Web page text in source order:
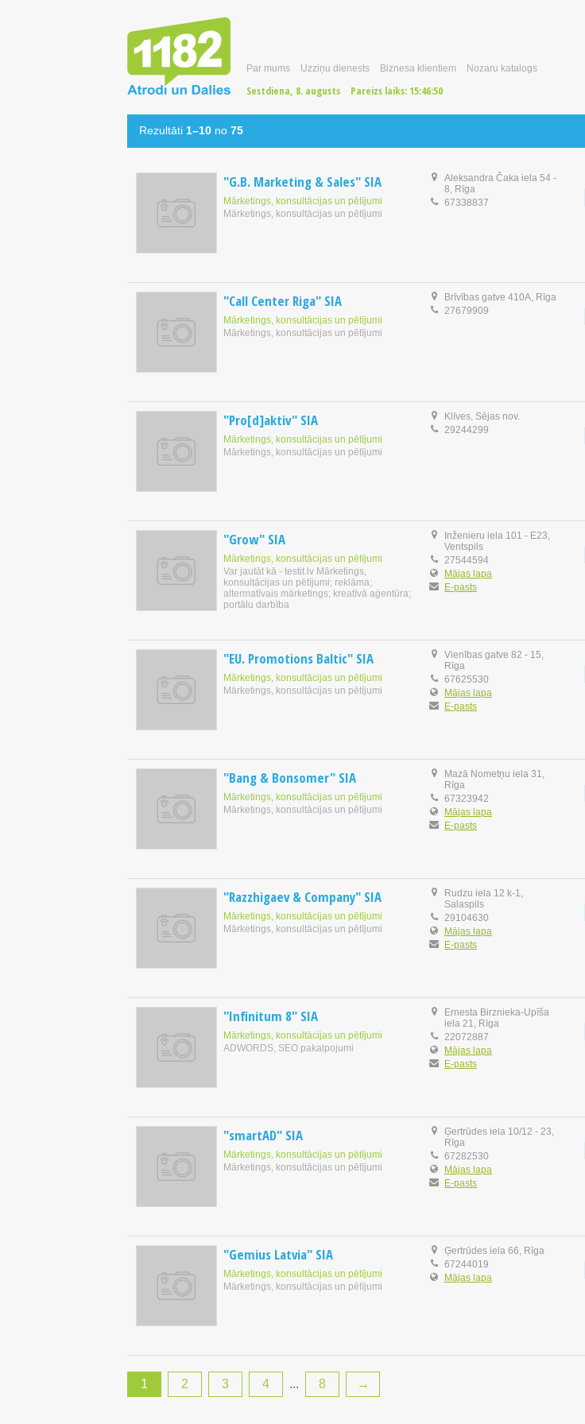
Par mums Uzziņu dienests Biznesa klientiem Nozaru katalogs
Sestdiena, 8. augusts Pareizs laiks: 15:46:50
Rezultāti 1–10 no 75
"G.B. Marketing & Sales" SIA
Mārketings, konsultācijas un pētījumi
Mārketings, konsultācijas un pētījumi
Aleksandra Čaka iela 54 -
8, Rīga
67338837
"Call Center Riga" SIA
Mārketings, konsultācijas un pētījumi
Mārketings, konsultācijas un pētījumi
Brīvības gatve 410A, Rīga
27679909
"Pro[d]aktiv" SIA
Mārketings, konsultācijas un pētījumi
Mārketings, konsultācijas un pētījumi
Klīves, Sējas nov.
29244299
"Grow" SIA
Mārketings, konsultācijas un pētījumi
Var jautāt kā - testit.lv Mārketings,
konsultācijas un pētījumi; reklāma;
altermatīvais mārketings; kreatīvā aģentūra;
portālu darbība
Inženieru iela 101 - E23,
Ventspils
27544594
Mājas lapa
E-pasts
"EU. Promotions Baltic" SIA
Mārketings, konsultācijas un pētījumi
Mārketings, konsultācijas un pētījumi
Vienības gatve 82 - 15,
Rīga
67625530
Mājas lapa
E-pasts
"Bang & Bonsomer" SIA
Mārketings, konsultācijas un pētījumi
Mārketings, konsultācijas un pētījumi
Mazā Nometņu iela 31,
Rīga
67323942
Mājas lapa
E-pasts
"Razzhigaev & Company" SIA
Mārketings, konsultācijas un pētījumi
Mārketings, konsultācijas un pētījumi
Rudzu iela 12 k-1,
Salaspils
29104630
Mājas lapa
E-pasts
"Infinitum 8" SIA
Mārketings, konsultācijas un pētījumi
ADWORDS, SEO pakalpojumi
Ernesta Birznieka-Upīša
iela 21, Rīga
22072887
Mājas lapa
E-pasts
"smartAD" SIA
Mārketings, konsultācijas un pētījumi
Mārketings, konsultācijas un pētījumi
Ģertrūdes iela 10/12 - 23,
Rīga
67282530
Mājas lapa
E-pasts
"Gemius Latvia" SIA
Mārketings, konsultācijas un pētījumi
Mārketings, konsultācijas un pētījumi
Ģertrūdes iela 66, Rīga
67244019
Mājas lapa
1 2 3 4 ... 8 →